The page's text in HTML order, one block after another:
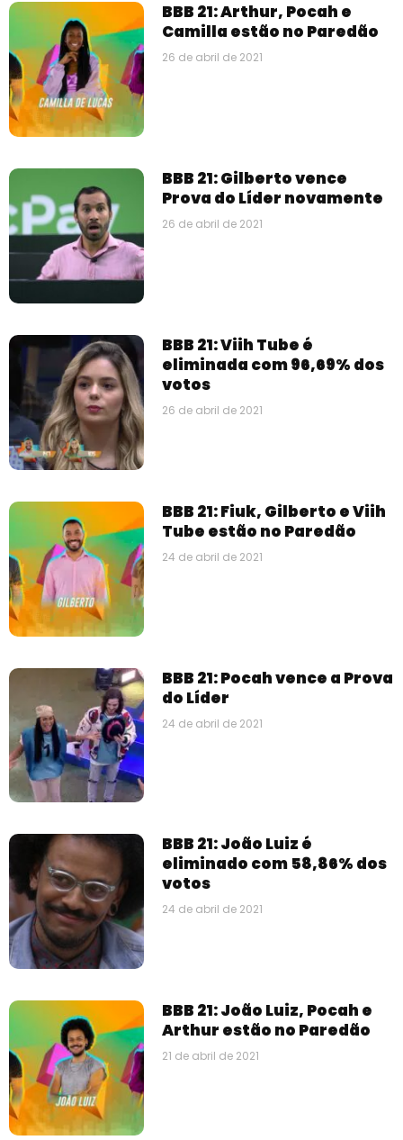
BBB 21: Arthur, Pocah e
Camilla estão no Paredão
26 de abril de 2021
BBB 21: Gilberto vence
Prova do Líder novamente
26 de abril de 2021
BBB 21: Viih Tube é
eliminada com 96,69% dos
votos
26 de abril de 2021
BBB 21: Fiuk, Gilberto e Viih
Tube estão no Paredão
24 de abril de 2021
BBB 21: Pocah vence a Prova
do Líder
24 de abril de 2021
BBB 21: João Luiz é
eliminado com 58,86% dos
votos
24 de abril de 2021
BBB 21: João Luiz, Pocah e
Arthur estão no Paredão
21 de abril de 2021